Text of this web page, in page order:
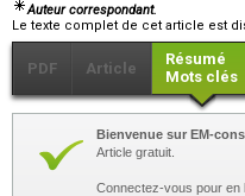
Auteur correspondant.
Le texte complet de cet article est
PDF Article
Résumé
Mots clés
Bienvenue sur EM-
Article gratuit.
Connectez-vous pour en